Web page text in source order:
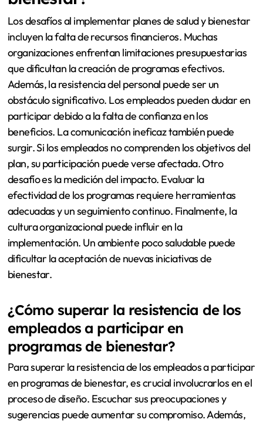
Los desafíos al implementar planes de salud y bienestar
incluyen la falta de recursos financieros. Muchas
organizaciones enfrentan limitaciones presupuestarias
que dificultan la creación de programas efectivos.
Además, la resistencia del personal puede ser un
obstáculo significativo. Los empleados pueden dudar en
participar debido a la falta de confianza en los
beneficios. La comunicación ineficaz también puede
surgir. Si los empleados no comprenden los objetivos del
plan, su participación puede verse afectada. Otro
desafío es la medición del impacto. Evaluar la
efectividad de los programas requiere herramientas
adecuadas y un seguimiento continuo. Finalmente, la
cultura organizacional puede influir en la
implementación. Un ambiente poco saludable puede
dificultar la aceptación de nuevas iniciativas de
bienestar.
¿Cómo superar la resistencia de los
empleados a participar en
programas de bienestar?
Para superar la resistencia de los empleados a participar
en programas de bienestar, es crucial involucrarlos en el
proceso de diseño. Escuchar sus preocupaciones y
sugerencias puede aumentar su compromiso. Además,